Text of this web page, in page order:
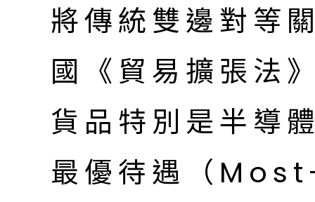
將傳統雙邊對等
國《貿易擴張法
貨品特別是半導
最優待遇（